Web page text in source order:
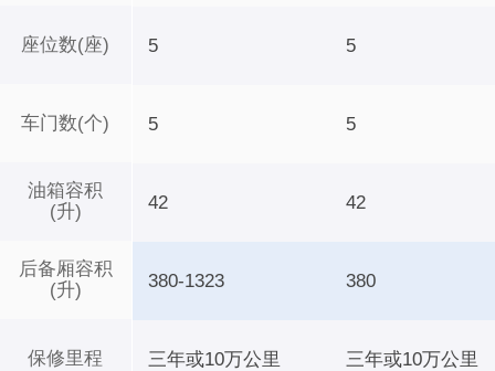
座位数(座)
车门数(个)
油箱容积
(升)
后备厢容积
(升)
保修里程
5 5
5 5
42 42
380-1323 380
三年或10万公里 三年或10万公里